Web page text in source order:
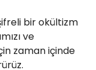
bir okültizm
ve
zaman içinde